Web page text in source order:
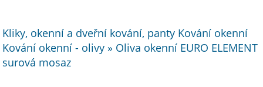
Kliky, okenní a dveřní kování, panty Kování okenní
Kování okenní - olivy » Oliva okenní EURO ELEMENT
surová mosaz